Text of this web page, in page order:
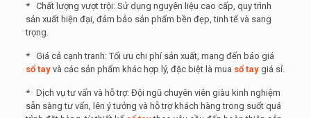
* Chất lượng vượt trội: Sử dụng nguyên liệu cao cấp, quy trình
sản xuất hiện đại, đảm bảo sản phẩm bền đẹp, tinh tế và sang
trọng.
* Giá cả cạnh tranh: Tối ưu chi phí sản xuất, mang đến báo giá
sổ tayvà các sản phẩm khác hợp lý, đặc biệt là mua sổ taygiá sỉ.
* Dịch vụ tư vấn và hỗ trợ: Đội ngũ chuyên viên giàu kinh nghiệm
sẵn sàng tư vấn, lên ý tưởng và hỗ trợ khách hàng trong suốt quá